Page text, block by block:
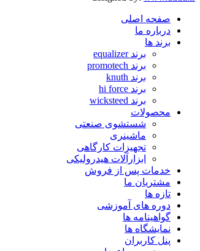
صفحه اصلی
درباره ما
برند ها
برند equalizer
برند promotech
برند knuth
برند hi force
برند wicksteed
محصولات
شستشوی صنعتی
ماشینری
تجهیزات کارگاهی
ابزارآلات هیدرولیکی
خدمات پس از فروش
مشتریان ما
تازه ها
دوره های آموزشی
گواهینامه ها
نمایشگاه ها
پنل کاربران